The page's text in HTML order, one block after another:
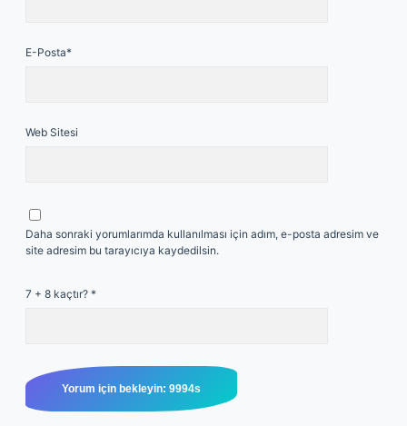
E-Posta*
Web Sitesi
Daha sonraki yorumlarımda kullanılması için adım, e-posta adresim ve
site adresim bu tarayıcıya kaydedilsin.
7 + 8 kaçtır? *